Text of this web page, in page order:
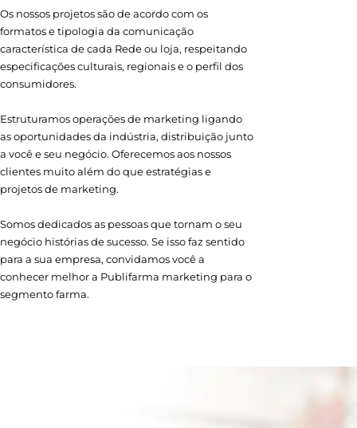
Os nossos projetos são de acordo com os
formatos e tipologia da comunicação
característica de cada Rede ou loja, respeitando
especificações culturais, regionais e o perfil dos
consumidores.
Estruturamos operações de marketing ligando
as oportunidades da indústria, distribuição junto
a você e seu negócio. Oferecemos aos nossos
clientes muito além do que estratégias e
projetos de marketing.
Somos dedicados as pessoas que tornam o seu
negócio histórias de sucesso. Se isso faz sentido
para a sua empresa, convidamos você a
conhecer melhor a Publifarma marketing para o
segmento farma.